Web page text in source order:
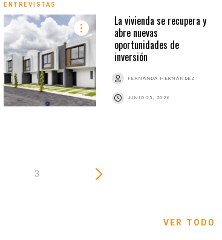
ENTREVISTAS
La vivienda se recupera y
abre nuevas
oportunidades de
inversión
FERNANDA HERNÁNDEZ
JUNIO 25, 2026
3
VER TODO